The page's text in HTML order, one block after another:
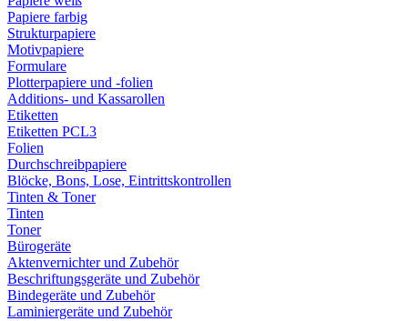
Papiere farbig
Strukturpapiere
Motivpapiere
Formulare
Plotterpapiere und -folien
Additions- und Kassarollen
Etiketten
Etiketten PCL3
Folien
Durchschreibpapiere
Blöcke, Bons, Lose, Eintrittskontrollen
Tinten & Toner
Tinten
Toner
Bürogeräte
Aktenvernichter und Zubehör
Beschriftungsgeräte und Zubehör
Bindegeräte und Zubehör
Laminiergeräte und Zubehör